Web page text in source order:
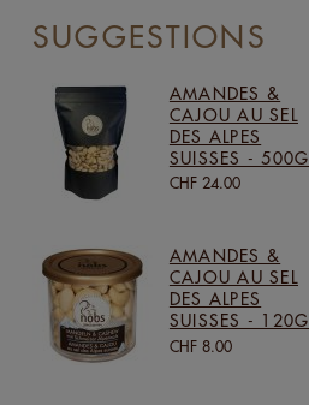
SUGGESTIONS
AMANDES &
CAJOU AU SEL
DES ALPES
SUISSES - 500G
CHF 24.00
AMANDES &
CAJOU AU SEL
DES ALPES
SUISSES - 120G
CHF 8.00